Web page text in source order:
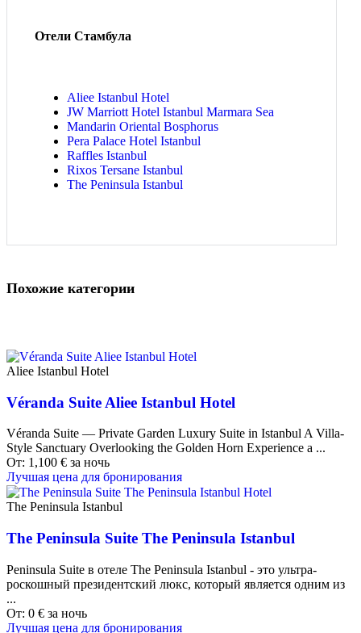
Отели Стамбула
Aliee Istanbul Hotel
JW Marriott Hotel Istanbul Marmara Sea
Mandarin Oriental Bosphorus
Pera Palace Hotel Istanbul
Raffles Istanbul
Rixos Tersane Istanbul
The Peninsula Istanbul
Похожие категории
Aliee Istanbul Hotel
Véranda Suite Aliee Istanbul Hotel
Véranda Suite — Private Garden Luxury Suite in Istanbul A Villa-
Style Sanctuary Overlooking the Golden Horn Experience a ...
От: 1,100 € за ночь
Лучшая цена для бронирования
The Peninsula Istanbul
The Peninsula Suite The Peninsula Istanbul
Peninsula Suite в отеле The Peninsula Istanbul - это ультра-
роскошный президентский люкс, который является одним из
...
От: 0 € за ночь
Лучшая цена для бронирования